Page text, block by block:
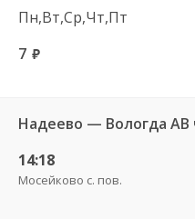
Пн,Вт,Ср,Чт,Пт
7 руб.
Надеево — Вологда АВ
14:18
Мосейково с. пов.